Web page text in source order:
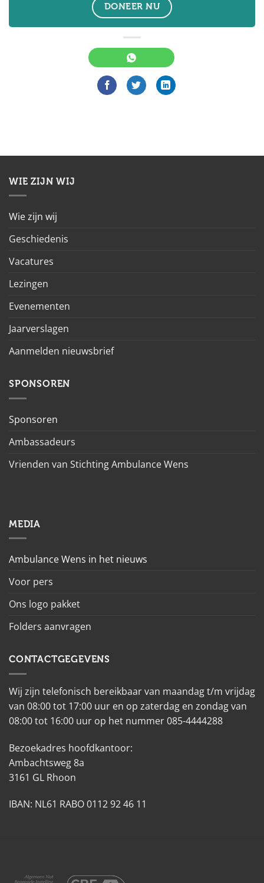
DONEER NU
WIE ZIJN WIJ
Wie zijn wij
Geschiedenis
Vacatures
Lezingen
Evenementen
Jaarverslagen
Aanmelden nieuwsbrief
SPONSOREN
Sponsoren
Ambassadeurs
Vrienden van Stichting Ambulance Wens
MEDIA
Ambulance Wens in het nieuws
Voor pers
Ons logo pakket
Folders aanvragen
CONTACTGEGEVENS
Wij zijn telefonisch bereikbaar van maandag t/m vrijdag
van 08:00 tot 17:00 uur en op zaterdag en zondag van
08:00 tot 16:00 uur op het nummer 085-4444288
Bezoekadres hoofdkantoor:
Ambachtsweg 8a
3161 GL Rhoon
IBAN: NL61 RABO 0112 92 46 11